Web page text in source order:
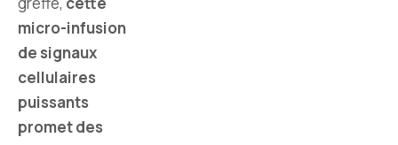
micro-infusion
de signaux
cellulaires
puissants
promet des